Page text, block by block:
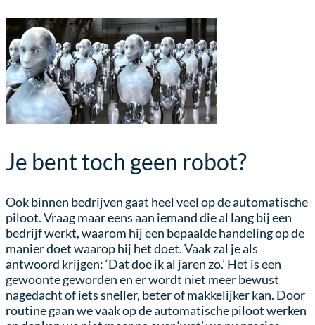
Je bent toch geen robot?
Ook binnen bedrijven gaat heel veel op de automatische
piloot. Vraag maar eens aan iemand die al lang bij een
bedrijf werkt, waarom hij een bepaalde handeling op de
manier doet waarop hij het doet. Vaak zal je als
antwoord krijgen: ‘Dat doe ik al jaren zo.’ Het is een
gewoonte geworden en er wordt niet meer bewust
nagedacht of iets sneller, beter of makkelijker kan. Door
routine gaan we vaak op de automatische piloot werken